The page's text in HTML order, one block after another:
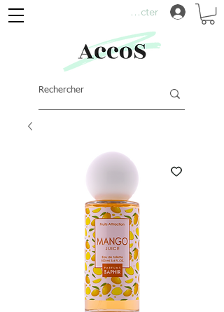
Se connecter